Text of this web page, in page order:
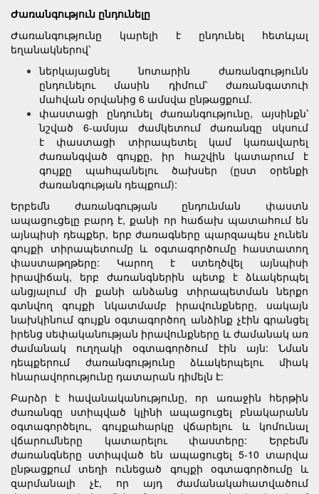
Ժառանգություն ընդունելը
Ժառանգությունը կարելի է ընդունել հետևյալ
եղանակներով՝
ներկայացնել նոտարին ժառանգությունն
ընդունելու մասին դիմում՝ ժառանգատուի
մահվան օրվանից 6 ամսվա ընթացքում.
փաստացի ընդունել ժառանգությունը, այսինքն՝
նշված 6-ամսյա ժամկետում ժառանգը սկսում
է փաստացի տիրապետել կամ կառավարել
ժառանգված գույքը, իր հաշվին կատարում է
գույքը պահպանելու ծախսեր (ըստ օրենքի
ժառանգության դեպքում):
Երբեմն ժառանգության ընդունման փաստն
ապացուցելը բարդ է, քանի որ հաճախ պատահում են
այնպիսի դեպքեր, երբ ժառագները պարզապես չունեն
գույքի տիրապետումը և օգտագործումը հաստատող
փաստաթղթերը: Կարող է ստեղծվել այնպիսի
իրավիճակ, երբ ժառանգներին պետք է ձևակերպել
անցյալում մի քանի անձանց տիրապետման ներքո
գտնվող գույքի նկատմամբ իրավունքները, սակայն
նախկինում գույքն օգտագործող անձինք չէին գրանցել
իրենց սեփականության իրավունքները և ժամանակ առ
ժամանակ ուղղակի օգտագործում էին այն: Նման
դեպքերում ժառանգությունը ձևակերպելու միակ
հնարավորությունը դատարան դիմելն է:
Բարձր է հավանականությունը, որ առաջին հերթին
ժառանգը ստիպված կլինի ապացուցել բնակարանն
օգտագործելու, գույքահարկը վճարելու և կոմունալ
վճարումները կատարելու փաստերը: Երբեմն
ժառանգները ստիպված են ապացուցել 5-10 տարվա
ընթացքում տեղի ունեցած գույքի օգտագործումը և
զարմանալի չէ, որ այդ ժամանակահատվածում